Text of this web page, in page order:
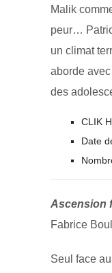
Malik
peur…
un climat
aborde
des
CLIK
Date
Ascension
Fabrice
Seul face